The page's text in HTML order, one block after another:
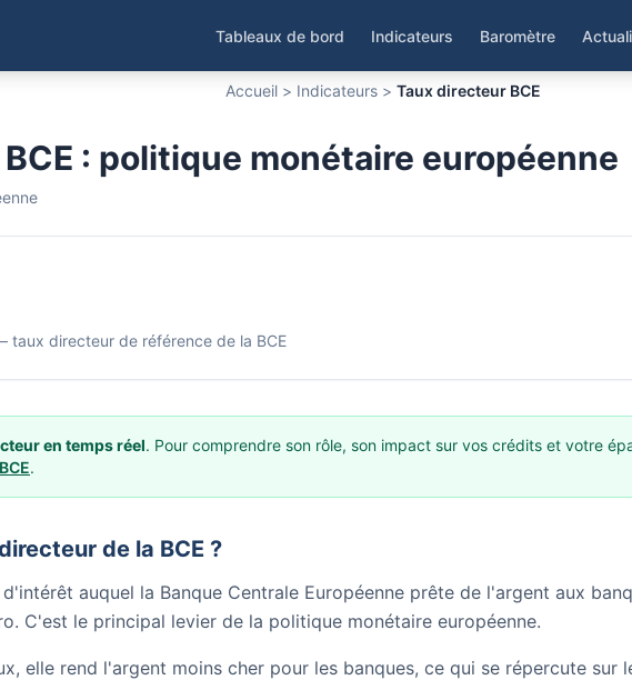
Tableaux de bord Indicateurs Baromètre
Accueil > Indicateurs > Taux directeur BCE
: politique monétaire européenne
directeur de référence de la BCE
en temps réel. Pour comprendre son rôle, son impact sur vos crédits et votre
.
de la BCE ?
auquel la Banque Centrale Européenne prête de l'argent aux
C'est le principal levier de la politique monétaire européenne.
elle rend l'argent moins cher pour les banques, ce qui se répercute sur